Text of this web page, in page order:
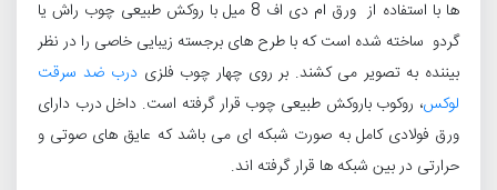
ها با استفاده از ورق ام دی اف 8 میل با روکش طبیعی چوب راش یا
گردو ساخته شده است که با طرح های برجسته زیبایی خاصی را در نظر
بیننده به تصویر می کشند. بر روی چهار چوب فلزی درب ضد سرقت
لوکس، روکوب باروکش طبیعی چوب قرار گرفته است. داخل درب دارای
ورق فولادی کامل به صورت شبکه ای می باشد که عایق های صوتی و
حرارتی در بین شبکه ها قرار گرفته اند.